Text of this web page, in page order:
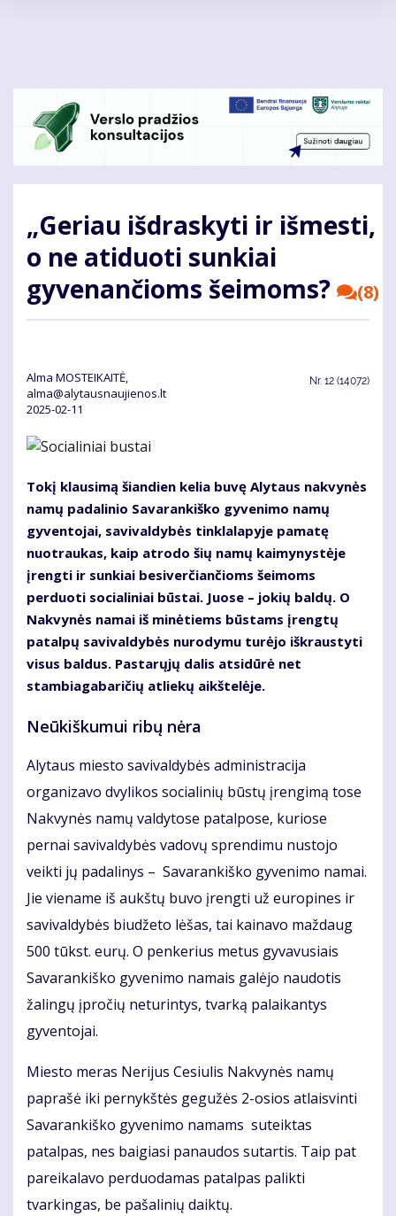
„Geriau išdraskyti ir išmesti,
o ne atiduoti sunkiai
gyvenančioms šeimoms?
(8)
Alma MOSTEIKAITĖ,
alma@alytausnaujienos.lt
2025-02-11
Nr. 12 (14072)
Tokį klausimą šiandien kelia buvę Alytaus nakvynės
namų padalinio Savarankiško gyvenimo namų
gyventojai, savivaldybės tinklalapyje pamatę
nuotraukas, kaip atrodo šių namų kaimynystėje
įrengti ir sunkiai besiverčiančioms šeimoms
perduoti socialiniai būstai. Juose – jokių baldų. O
Nakvynės namai iš minėtiems būstams įrengtų
patalpų savivaldybės nurodymu turėjo iškraustyti
visus baldus. Pastarųjų dalis atsidūrė net
stambiagabaričių atliekų aikštelėje.
Neūkiškumui ribų nėra
Alytaus miesto savivaldybės administracija
organizavo dvylikos socialinių būstų įrengimą tose
Nakvynės namų valdytose patalpose, kuriose
pernai savivaldybės vadovų sprendimu nustojo
veikti jų padalinys – Savarankiško gyvenimo namai.
Jie viename iš aukštų buvo įrengti už europines ir
savivaldybės biudžeto lėšas, tai kainavo maždaug
500 tūkst. eurų. O penkerius metus gyvavusiais
Savarankiško gyvenimo namais galėjo naudotis
žalingų įpročių neturintys, tvarką palaikantys
gyventojai.
Miesto meras Nerijus Cesiulis Nakvynės namų
paprašė iki pernykštės gegužės 2-osios atlaisvinti
Savarankiško gyvenimo namams suteiktas
patalpas, nes baigiasi panaudos sutartis. Taip pat
pareikalavo perduodamas patalpas palikti
tvarkingas, be pašalinių daiktų.